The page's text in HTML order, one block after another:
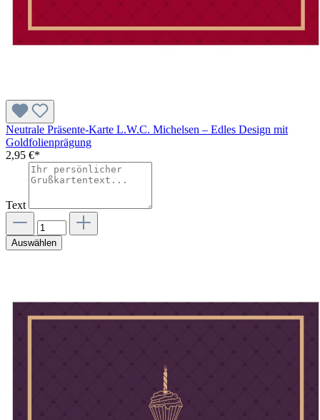
Neutrale Präsente-Karte L.W.C. Michelsen – Edles Design mit
Goldfolienprägung
2,95 €*
Text
Auswählen